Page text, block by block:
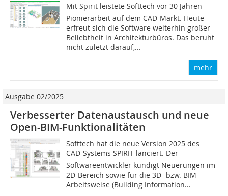
Mit Spirit leistete Softtech vor 30 Jahren
Pionierarbeit auf dem CAD-Markt. Heute
erfreut sich die Software weiterhin großer
Beliebtheit in Architekturbüros. Das beruht
nicht zuletzt darauf,...
mehr
Ausgabe 02/2025
Verbesserter Datenaustausch und neue
Open-BIM-Funktionalitäten
Softtech hat die neue Version 2025 des
CAD-Systems SPIRIT lanciert. Der
Softwareentwickler kündigt Neuerungen im
2D-Bereich sowie für die 3D- bzw. BIM-
Arbeitsweise (Building Information...